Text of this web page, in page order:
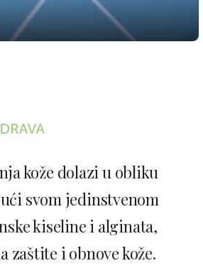
kože dolazi u obliku
svom jedinstvenom
kiseline i alginata,
zaštite i obnove kože.